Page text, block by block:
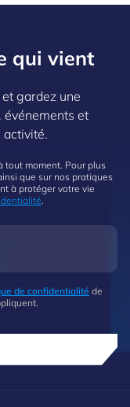
qui vient
gardez une
événements et
activité.
tout moment. Pour plus
que sur nos pratiques
à protéger votre vie
de confidentialité de